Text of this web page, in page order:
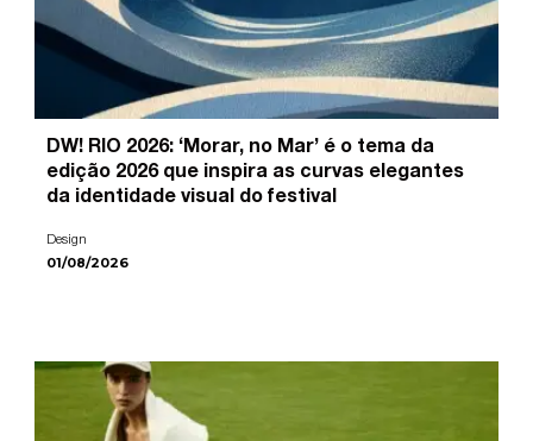
DW! RIO 2026: ‘Morar, no Mar’ é o tema da
edição 2026 que inspira as curvas elegantes
da identidade visual do festival
Design
01/08/2026